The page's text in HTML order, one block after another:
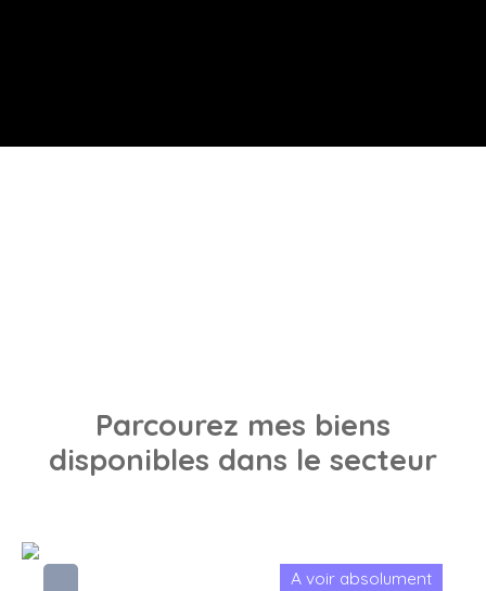
Parcourez mes biens
disponibles dans le secteur
A voir absolument